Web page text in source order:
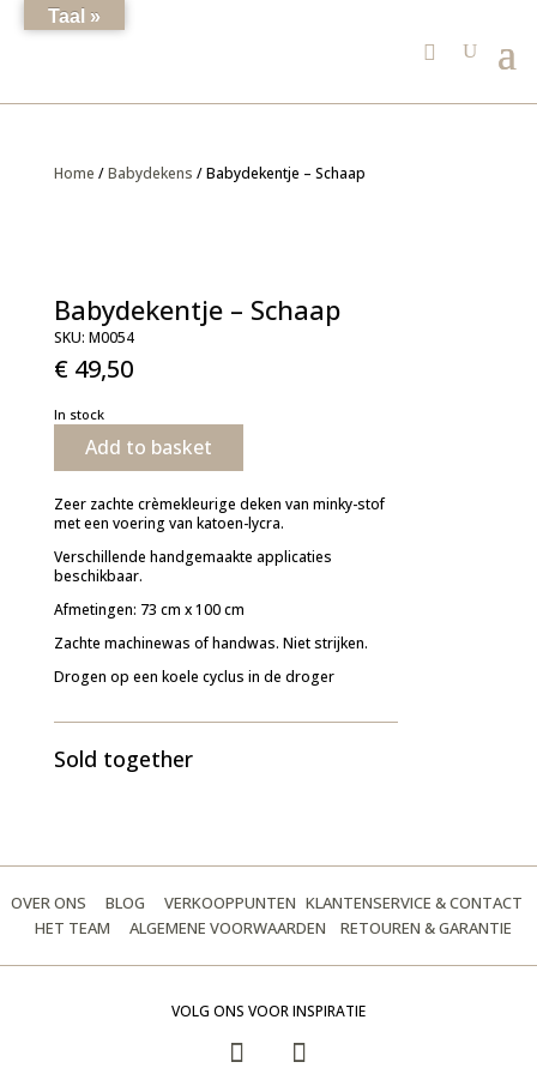
Home /Babydekens / Babydekentje – Schaap
Babydekentje – Schaap
SKU: M0054
€49,50
In stock
Add to basket
Zeer zachte crèmekleurige deken van minky-stof
met een voering van katoen-lycra.
Verschillende handgemaakte applicaties
beschikbaar.
Afmetingen: 73 cm x 100 cm
Zachte machinewas of handwas. Niet strijken.
Drogen op een koele cyclus in de droger
Sold together
OVER ONS BLOG VERKOOPPUNTEN KLANTENSERVICE & CONTACT
HET TEAM
ALGEMENE VOORWAARDEN RETOUREN & GARANTIE
VOLG ONS VOOR INSPIRATIE
Taal »